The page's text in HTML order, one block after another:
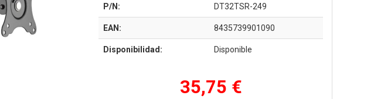
P/N: DT32TSR-249
EAN: 8435739901090
Disponibilidad: Disponible
35,75 €